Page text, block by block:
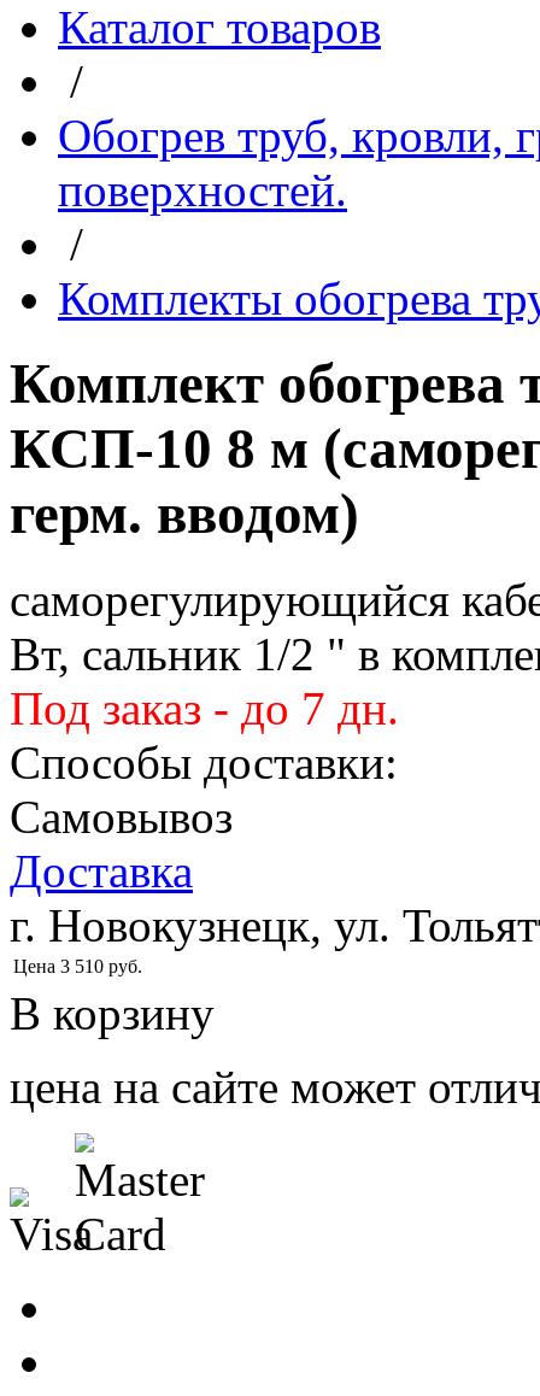
Каталог товаров
/
Обогрев труб, кровли,
поверхностей.
/
Комплекты обогрева
Комплект
КСП-10 8 м
герм. вводом)
саморегулирующийся
Вт, сальник 1/2 " в
Под заказ - до 7 дн.
Способы доставки:
Самовывоз
Доставка
г. Новокузнецк, ул.
Цена 3 510 руб.
В корзину
цена на сайте может